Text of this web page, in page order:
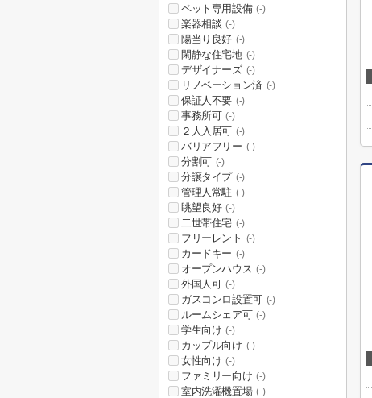
ペット専用設備 (-)
楽器相談 (-)
陽当り良好 (-)
閑静な住宅地 (-)
デザイナーズ (-)
リノベーション済 (-)
保証人不要 (-)
事務所可 (-)
２人入居可 (-)
バリアフリー (-)
分割可 (-)
分譲タイプ (-)
管理人常駐 (-)
眺望良好 (-)
二世帯住宅 (-)
フリーレント (-)
カードキー (-)
オープンハウス (-)
外国人可 (-)
ガスコンロ設置可 (-)
ルームシェア可 (-)
学生向け (-)
カップル向け (-)
女性向け (-)
ファミリー向け (-)
室内洗濯機置場 (-)